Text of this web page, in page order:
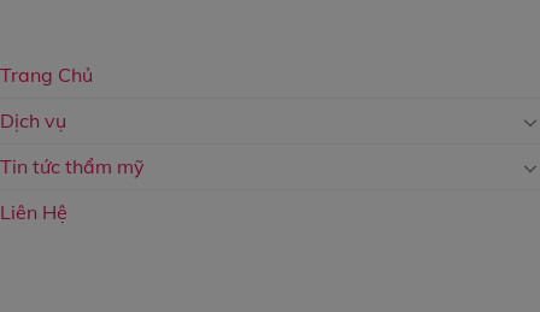
Trang Chủ
Dịch vụ
Tin tức thẩm mỹ
Liên Hệ